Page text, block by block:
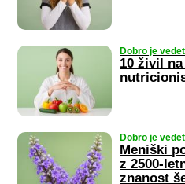
Dobro je
10 živil
Dobro je
Meniški
z 2500-
znanost